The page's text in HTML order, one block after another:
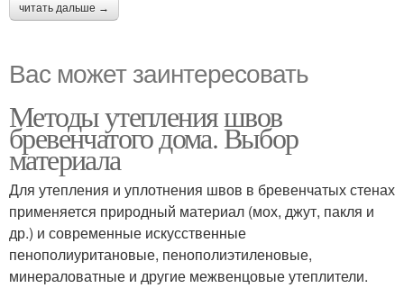
читать дальше →
Вас может заинтересовать
Методы утепления швов
бревенчатого дома. Выбор
материала
Для утепления и уплотнения швов в бревенчатых стенах
применяется природный материал (мох, джут, пакля и
др.) и современные искусственные
пенополиуритановые, пенополиэтиленовые,
минераловатные и другие межвенцовые утеплители.